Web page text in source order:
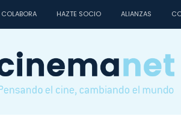
COLABORA HAZTE SOCIO ALIANZAS